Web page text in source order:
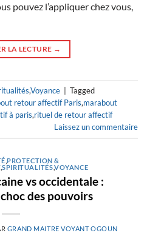
pouvez l’appliquer chez vous,
LA LECTURE →
,Voyance
Tagged
retour affectif Paris,marabout
à paris,rituel de retour affectif
Laissez un commentaire
,PROTECTION &
,SPIRITUALITÉS,VOYANCE
vs occidentale :
des pouvoirs
GRAND MAITRE VOYANT OGOUN